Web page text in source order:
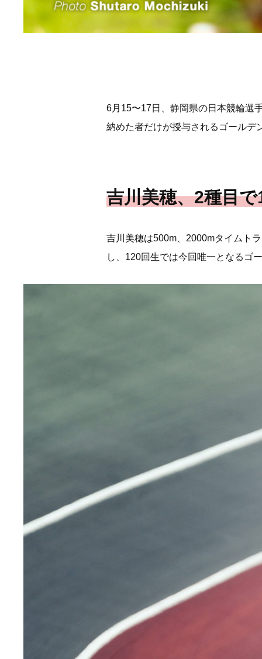
6月15〜17日、静岡県の日本競輪選
納めた者だけが授与されるゴールデ
吉川美穂、2種目で
吉川美穂は500m、2000mタイムト
し、120回生では今回唯一となるゴ